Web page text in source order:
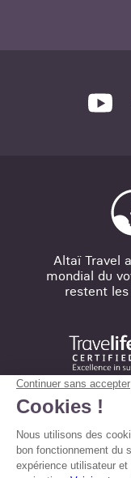
Altaï Travel
mondial du
restent les